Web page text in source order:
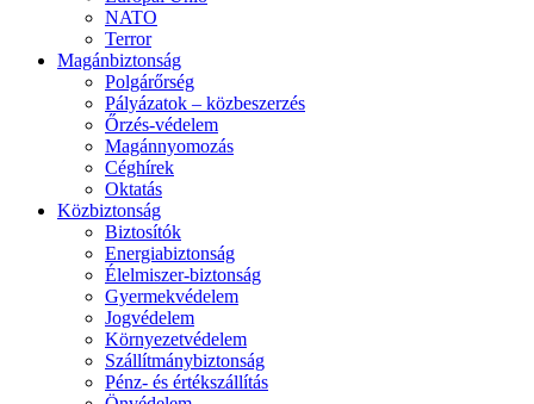
NATO
Terror
Magánbiztonság
Polgárőrség
Pályázatok – közbeszerzés
Őrzés-védelem
Magánnyomozás
Céghírek
Oktatás
Közbiztonság
Biztosítók
Energiabiztonság
Élelmiszer-biztonság
Gyermekvédelem
Jogvédelem
Környezetvédelem
Szállítmánybiztonság
Pénz- és értékszállítás